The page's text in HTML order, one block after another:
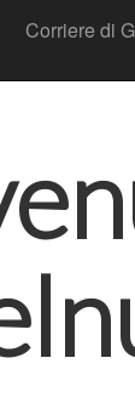
Corriere di